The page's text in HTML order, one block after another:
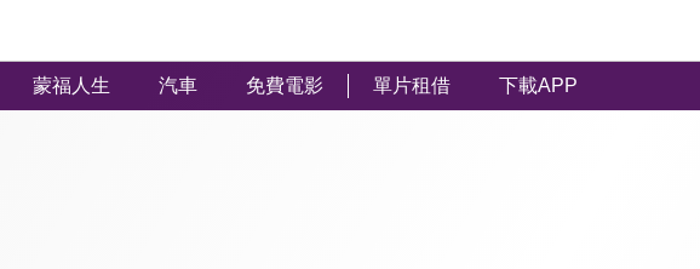
蒙福人生 汽車 免費電影 單片租借 下載APP